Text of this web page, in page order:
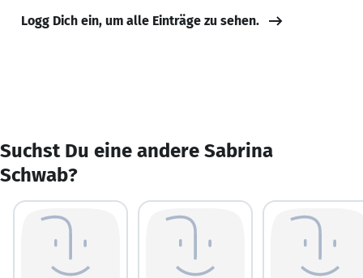
Logg Dich ein, um alle Einträge zu sehen.
Suchst Du eine andere Sabrina
Schwab?